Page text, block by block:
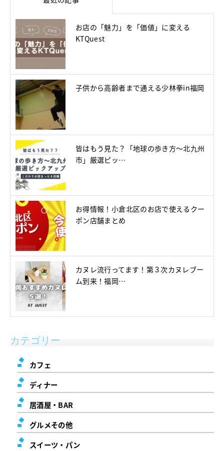
お店の「魅力」を「価値」に変える
KTQuest
子供から高齢者まで通える少林拳in福岡
皆はもう見た？「地球の歩き方～北九州
市」厳選ピッ…
お得情報！小倉北区のお店で使えるクー
ポン店舗まとめ
カヌレ流行ってます！第３次カヌレブー
ム到来！福岡…
カテゴリー
カフェ
ディナー
居酒屋・BAR
グルメその他
スイーツ・パン